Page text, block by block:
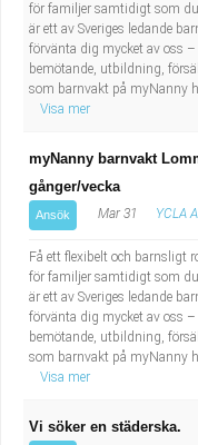
för familjer samtidigt som
är ett av Sveriges ledande
förvänta dig mycket av oss
bemötande, utbildning,
som barnvakt på myNanny
Visa mer
myNanny barnvakt
gånger/vecka
Ansök Mar 31 YCLA
Få ett flexibelt och barnsligt
för familjer samtidigt som
är ett av Sveriges ledande
förvänta dig mycket av oss
bemötande, utbildning,
som barnvakt på myNanny
Visa mer
Vi söker en städerska.